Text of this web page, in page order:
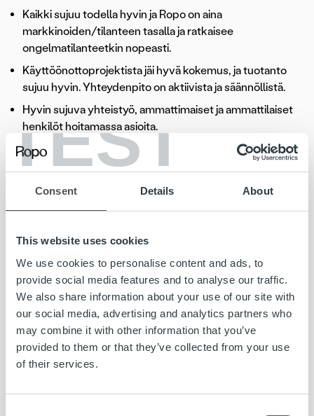
TEST
Consent Details About
This website uses cookies
We use cookies to personalise content and ads, to
provide social media features and to analyse our traffic.
We also share information about your use of our site with
our social media, advertising and analytics partners who
may combine it with other information that you’ve
provided to them or that they’ve collected from your use
of their services.
Kaikki sujuu todella hyvin ja Ropo on aina
markkinoiden/tilanteen tasalla ja ratkaisee
ongelmatilanteetkin nopeasti.
Käyttöönottoprojektista jäi hyvä kokemus, ja tuotanto
sujuu hyvin. Yhteydenpito on aktiivista ja säännöllistä.
Hyvin sujuva yhteistyö, ammattimaiset ja ammattilaiset
henkilöt hoitamassa asioita.
Hyvä ratkaisukeskeinen lähestyminen asiakastarpeissa.
Asiantunteva, osaava, asiakaskeskeinen, kehittyvä.
Laadukas ja kehittyvä asiakaspalvelu. Asiakkaidemme
palaute on erittäin positiivista.
Ropon kanssa työskentely on ollut helppoa ja vaivatonta
Asiakkaan kuunteleminen, toiminnan kehittäminen ja
ratkaisuehdotusten rakentava käsittely yhdessä,
aktiivinen yhteydenpito.
Palvelu toimii kuten kuuluu ja yhteyshenkilöt saa
helposti kiinni. Ongelmatilanteisiin reagoidaan nopeasti